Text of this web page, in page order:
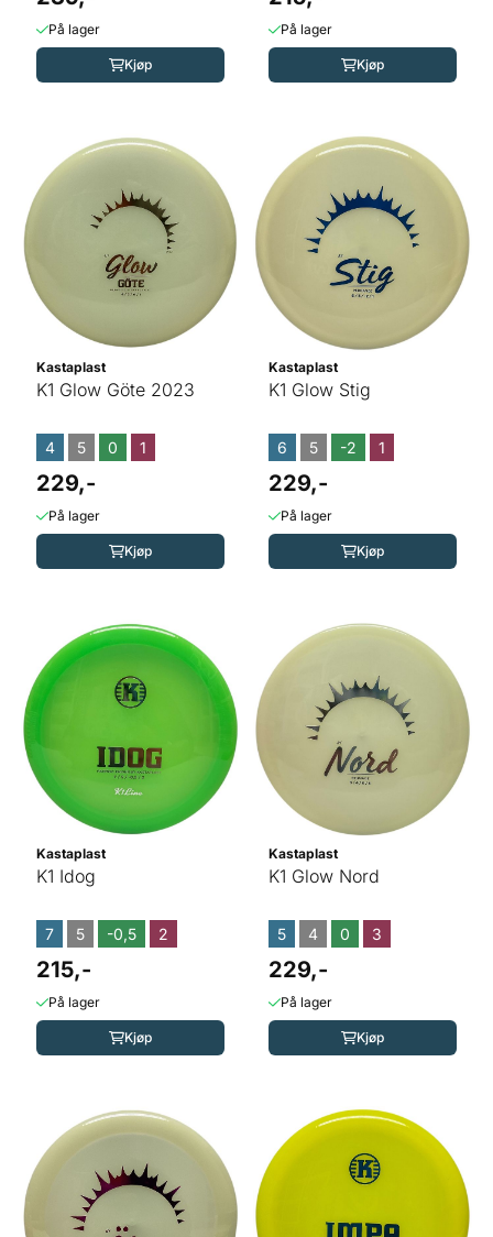
På lager
Kjøp
På lager
Kjøp
Kastaplast
K1 Glow Göte 2023
4 5 0 1
229,-
På lager
Kjøp
Kastaplast
K1 Glow Stig
6 5 -2 1
229,-
På lager
Kjøp
Kastaplast
K1 Idog
7 5 -0,5 2
215,-
På lager
Kjøp
Kastaplast
K1 Glow Nord
5 4 0 3
229,-
På lager
Kjøp